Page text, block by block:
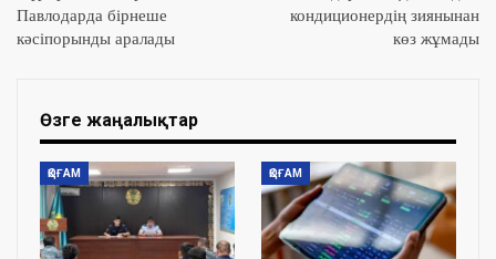
Павлодарда бірнеше
кәсіпорынды аралады
кондиционердің зиянынан
көз жұмады
Өзге жаңалықтар
ҚОҒАМ ҚОҒАМ